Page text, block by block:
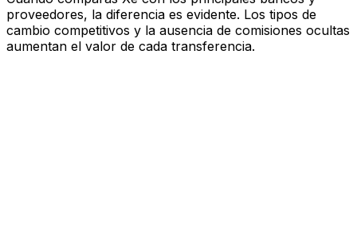
proveedores, la diferencia es evidente. Los tipos de
cambio competitivos y la ausencia de comisiones ocultas
aumentan el valor de cada transferencia.